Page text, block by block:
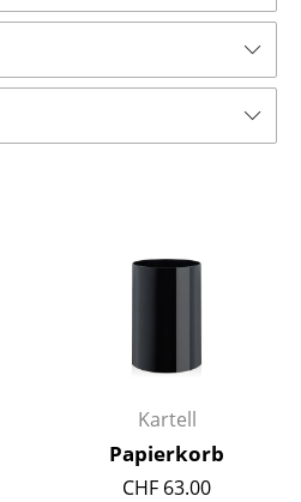
Kartell
Papierkorb
CHF 63.00